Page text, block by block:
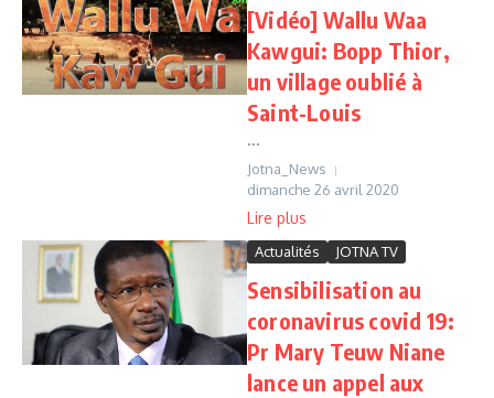
[Vidéo] Wallu Waa
Kawgui: Bopp Thior,
un village oublié à
Saint-Louis
...
Jotna_News
dimanche 26 avril 2020
Lire plus
Actualités JOTNA TV
Sensibilisation au
coronavirus covid 19:
Pr Mary Teuw Niane
lance un appel aux